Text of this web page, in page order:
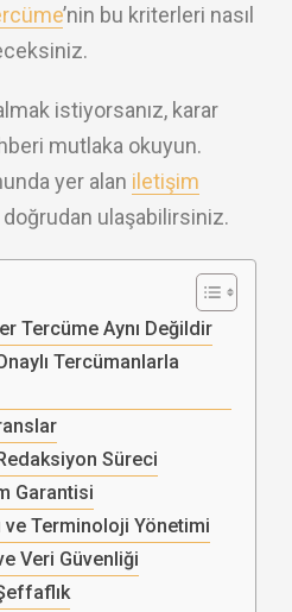
’nin bu kriterleri nasıl
istiyorsanız, karar
mutlaka okuyun.
yer alan iletişim
ulaşabilirsiniz.
Tercüme Aynı Değildir
Tercümanlarla
Süreci
Garantisi
ve Terminoloji Yönetimi
Veri Güvenliği